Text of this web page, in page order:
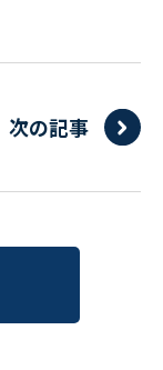
次の記事